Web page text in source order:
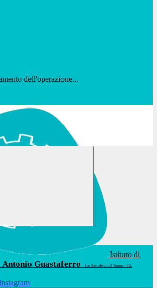
dell'operazione...
Istituto di
Antonio Guastaferro San Benedetto del Tronto • Tel.